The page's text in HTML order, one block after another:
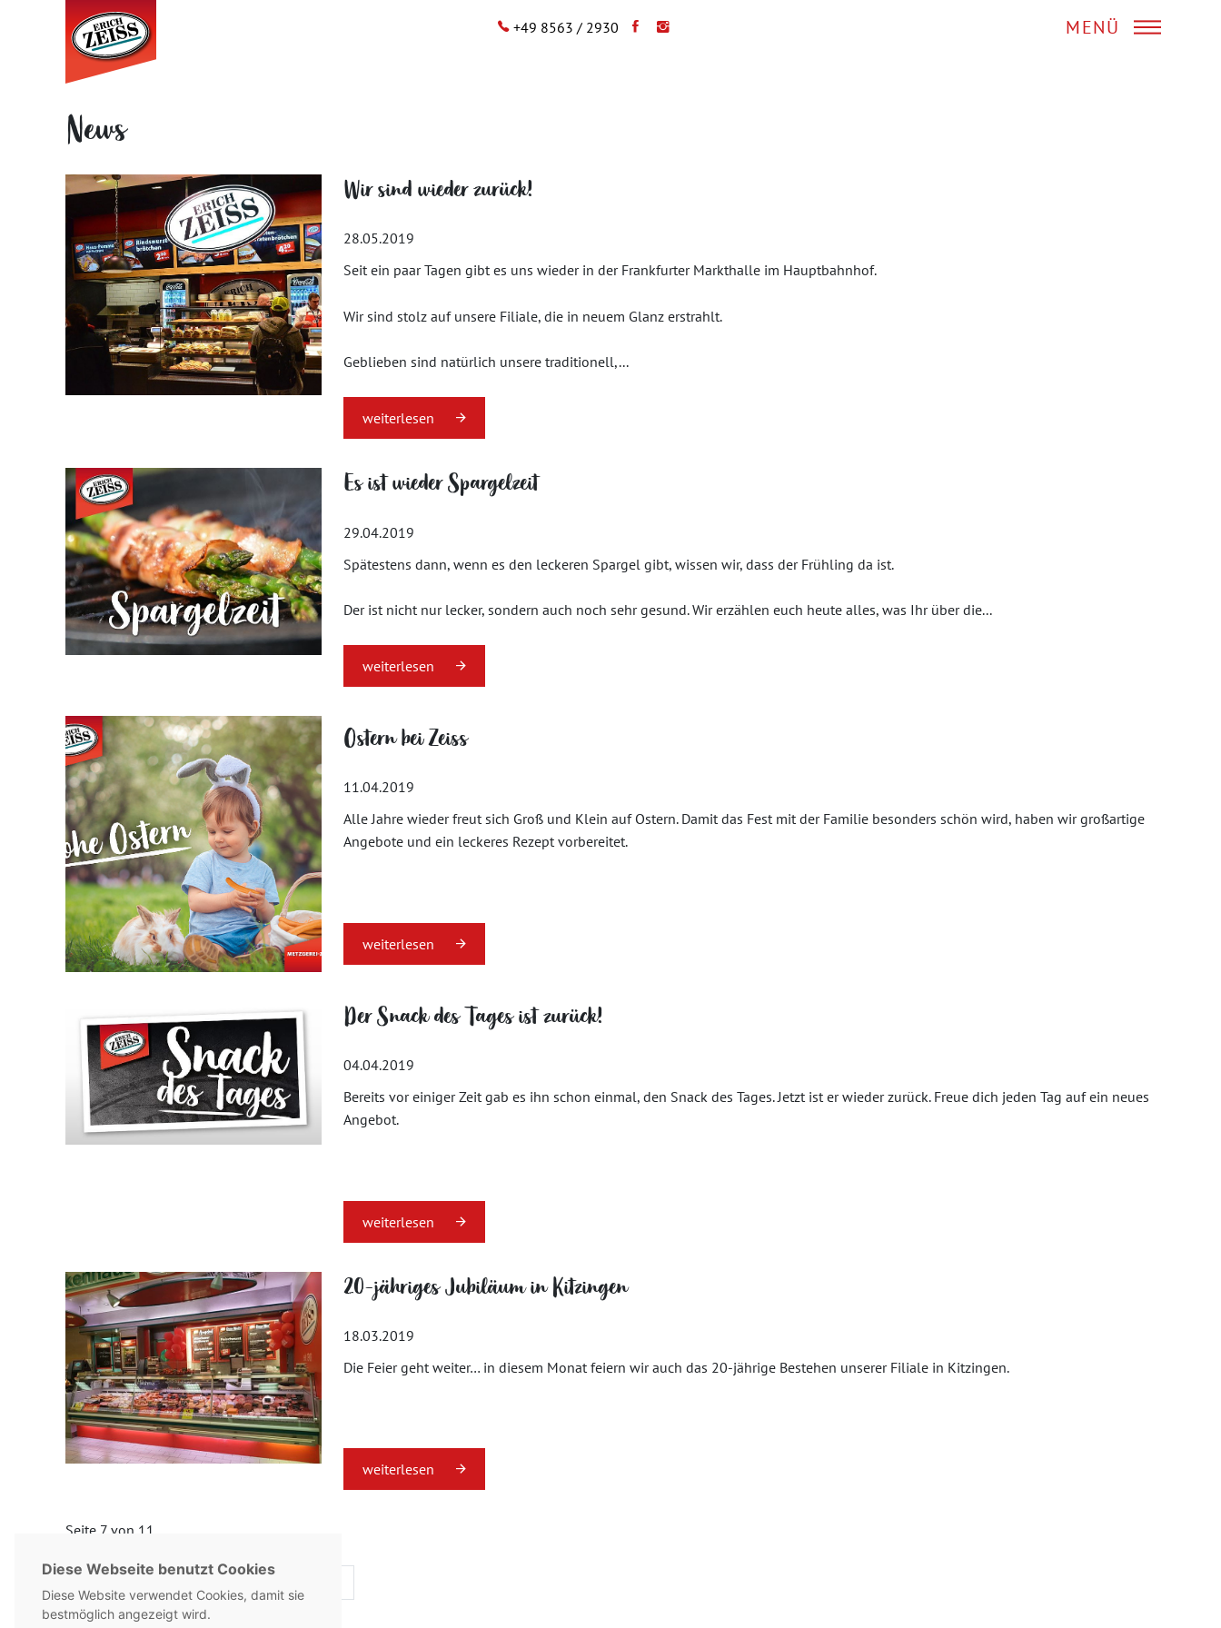
+49 8563 / 2930 MENÜ
News
Wir sind wieder zurück!
28.05.2019
Seit ein paar Tagen gibt es uns wieder in der Frankfurter Markthalle im Hauptbahnhof.
Wir sind stolz auf unsere Filiale, die in neuem Glanz erstrahlt.
Geblieben sind natürlich unsere traditionell,...
weiterlesen
Es ist wieder Spargelzeit
29.04.2019
Spätestens dann, wenn es den leckeren Spargel gibt, wissen wir, dass der Frühling da ist.
Der ist nicht nur lecker, sondern auch noch sehr gesund. Wir erzählen euch heute alles, was Ihr über die...
weiterlesen
Ostern bei Zeiss
11.04.2019
Alle Jahre wieder freut sich Groß und Klein auf Ostern. Damit das Fest mit der Familie besonders schön wird, haben wir großartige
Angebote und ein leckeres Rezept vorbereitet.
weiterlesen
Der Snack des Tages ist zurück!
04.04.2019
Bereits vor einiger Zeit gab es ihn schon einmal, den Snack des Tages. Jetzt ist er wieder zurück. Freue dich jeden Tag auf ein neues
Angebot.
weiterlesen
20-jähriges Jubiläum in Kitzingen
18.03.2019
Die Feier geht weiter… in diesem Monat feiern wir auch das 20-jährige Bestehen unserer Filiale in Kitzingen.
weiterlesen
Seite 7 von 11.
Diese Webseite benutzt Cookies
Diese Website verwendet Cookies, damit sie
bestmöglich angezeigt wird.